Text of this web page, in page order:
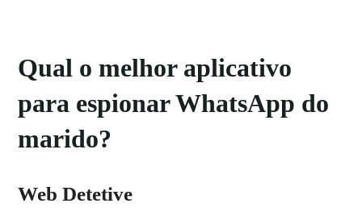
Qual o melhor aplicativo
para espionar WhatsApp do
marido?
Web Detetive